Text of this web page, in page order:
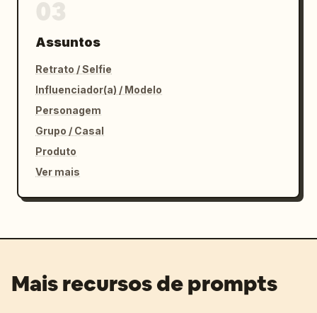
Assuntos
Retrato / Selfie
Influenciador(a) / Modelo
Personagem
Grupo / Casal
Produto
Ver mais
Mais recursos de prompts